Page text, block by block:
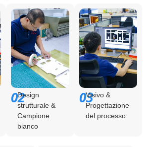
02Design
strutturale &
Campione
bianco
03Visivo &
Progettazione
del processo